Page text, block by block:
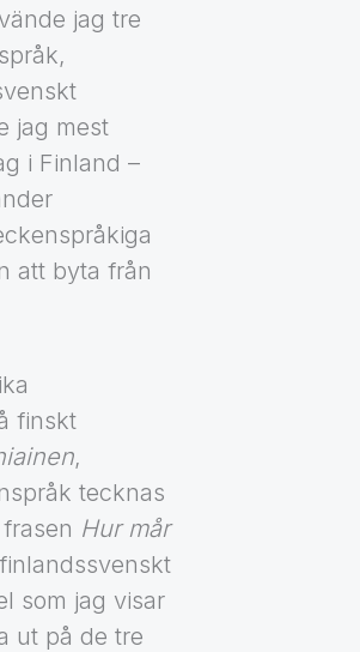
jag tre
jag mest
i Finland –
att byta från
finskt
,
tecknas
Hur mår
som jag visar
ut på de tre